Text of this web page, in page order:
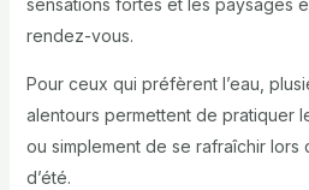
sensations fortes et les paysages
rendez-vous.
Pour ceux qui préfèrent l’eau,
alentours permettent de pratiquer
ou simplement de se rafraîchir lors
d’été.